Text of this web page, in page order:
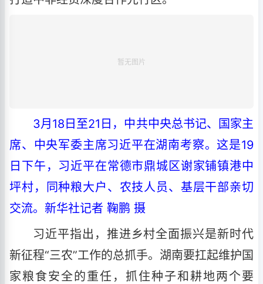
3月18日至21日，中共中央总书记、国家主
席、中央军委主席习近平在湖南考察。这是19
日下午，习近平在常德市鼎城区谢家铺镇港中
坪村，同种粮大户、农技人员、基层干部亲切
交流。新华社记者 鞠鹏 摄
习近平指出，推进乡村全面振兴是新时代
新征程“三农”工作的总抓手。湖南要扛起维护国
家粮食安全的重任，抓住种子和耕地两个要